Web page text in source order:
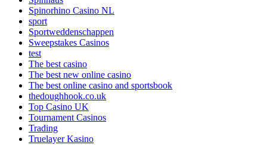
Spinorhino Casino NL
sport
Sportweddenschappen
Sweepstakes Casinos
test
The best casino
The best new online casino
The best online casino and sportsbook
thedoughhook.co.uk
Top Casino UK
Tournament Casinos
Trading
Truelayer Kasino